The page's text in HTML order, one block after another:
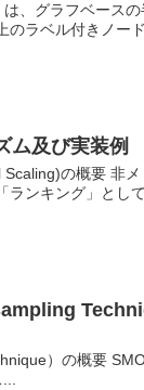
、グラフベース
ラベル付きノー
ム及び実装例
の概要 非
ンキング」とし
）の概要